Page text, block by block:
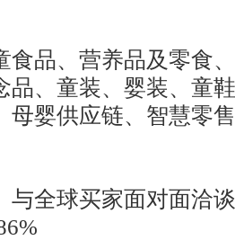
食品、营养品及零食
品、童装、婴装、童
母婴供应链、智慧零售
与全球买家面对面洽